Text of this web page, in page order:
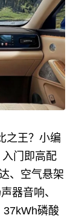
之王？小编
门即高配
、空气悬架
器音响、
37kWh磷酸